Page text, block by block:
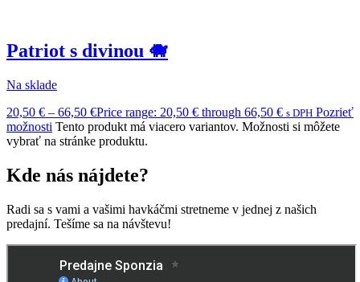
Patriot s divinou 🐗
Na sklade
20,50 € – 66,50 €Price range: 20,50 € through 66,50 € s DPH Pozrieť
možnosti Tento produkt má viacero variantov. Možnosti si môžete
vybrať na stránke produktu.
Kde nás nájdete?
Radi sa s vami a vašimi havkáčmi stretneme v jednej z našich
predajní. Tešíme sa na návštevu!